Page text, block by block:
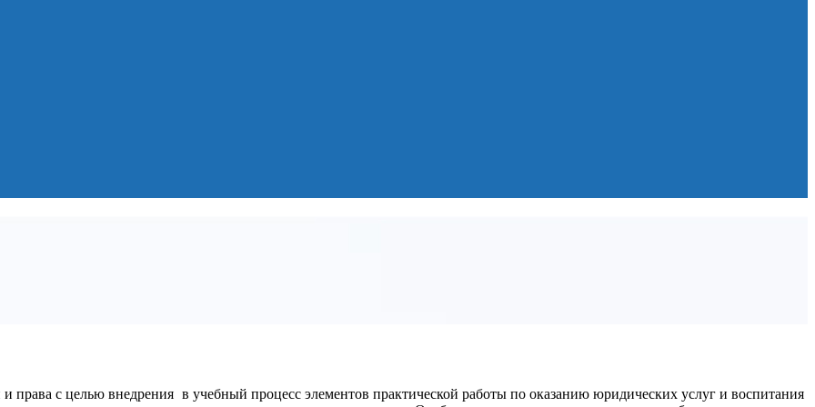
с целью внедрения в учебный процесс элементов практической работы по оказанию юридических услуг и воспитания